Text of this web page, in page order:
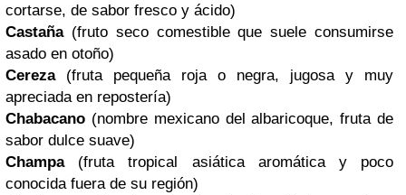
cortarse, de sabor fresco y ácido)
Castaña (fruto seco comestible que suele consumirse
asado en otoño)
Cereza (fruta pequeña roja o negra, jugosa y muy
apreciada en repostería)
Chabacano (nombre mexicano del albaricoque, fruta de
sabor dulce suave)
Champa (fruta tropical asiática aromática y poco
conocida fuera de su región)